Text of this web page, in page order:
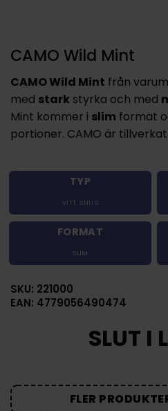
CAMO Wild Mint
CAMO Wild Mint från
med stark styrka och med
Mint kommer i slim format
portioner. CAMO är
TYP
VITT SNUS
FORMAT
SLIM
SKU: 221000
EAN: 4779056490474
SLUT I
FLER